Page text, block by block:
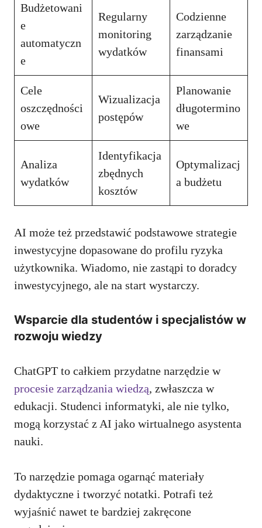
Budżetowani
e
automatyczn
e
Regularny
monitoring
wydatków
Codzienne
zarządzanie
finansami
Cele
oszczędności
owe
Wizualizacja
postępów
Planowanie
długotermino
we
Analiza
wydatków
Identyfikacja
zbędnych
kosztów
Optymalizacj
a budżetu
AI może też przedstawić podstawowe strategie
inwestycyjne dopasowane do profilu ryzyka
użytkownika. Wiadomo, nie zastąpi to doradcy
inwestycyjnego, ale na start wystarczy.
Wsparcie dla studentów i specjalistów w
rozwoju wiedzy
ChatGPT to całkiem przydatne narzędzie w
procesie zarządzania wiedzą, zwłaszcza w
edukacji. Studenci informatyki, ale nie tylko,
mogą korzystać z AI jako wirtualnego asystenta
nauki.
To narzędzie pomaga ogarnąć materiały
dydaktyczne i tworzyć notatki. Potrafi też
wyjaśnić nawet te bardziej zakręcone